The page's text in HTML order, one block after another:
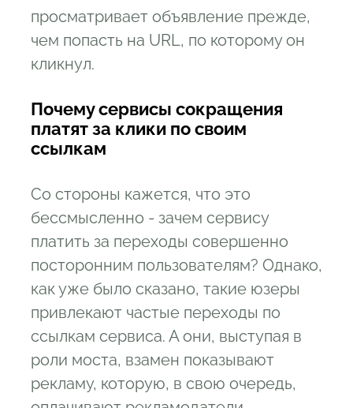
просматривает объявление прежде,
чем попасть на URL, по которому он
кликнул.
Почему сервисы сокращения
платят за клики по своим
ссылкам
Со стороны кажется, что это
бессмысленно - зачем сервису
платить за переходы совершенно
посторонним пользователям? Однако,
как уже было сказано, такие юзеры
привлекают частые переходы по
ссылкам сервиса. А они, выступая в
роли моста, взамен показывают
рекламу, которую, в свою очередь,